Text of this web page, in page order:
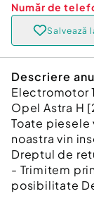
Număr de
Salvează
Descriere
Electromotor
Opel Astra
Toate
noastra vin
Dreptul de
- Trimitem
posibilitate